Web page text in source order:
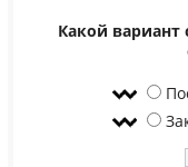
Какой вариант